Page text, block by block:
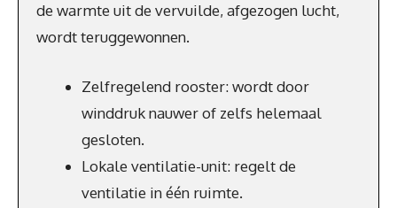
de warmte uit de vervuilde, afgezogen lucht,
wordt teruggewonnen.
Zelfregelend rooster: wordt door
winddruk nauwer of zelfs helemaal
gesloten.
Lokale ventilatie-unit: regelt de
ventilatie in één ruimte.